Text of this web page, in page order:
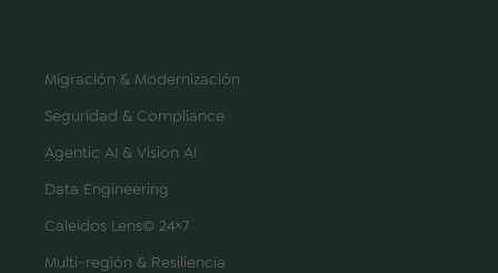
Migración & Modernización
Seguridad & Compliance
Agentic AI & Vision AI
Data Engineering
Caleidos Lens© 24×7
Multi-región & Resiliencia